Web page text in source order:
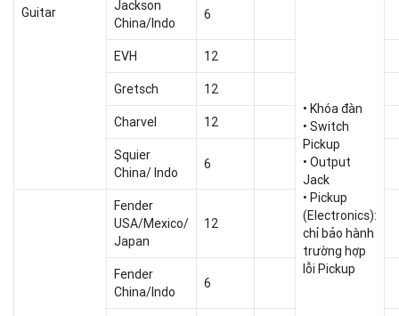
Guitar
• Khóa đàn
• Switch
Pickup
• Output
Jack
• Pickup
(Electronics):
chỉ bảo hành
trường hợp
lỗi Pickup
Jackson
China/Indo
6
EVH 12
Gretsch 12
Charvel 12
Squier
China/ Indo
6
Fender
USA/Mexico/
Japan
12
Fender
China/Indo
6